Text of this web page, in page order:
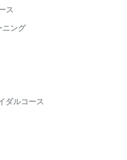
ス
ング
ダルコース